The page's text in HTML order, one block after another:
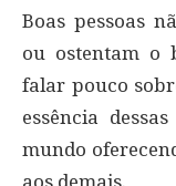
Boas pessoas
ou ostentam o
falar pouco
essência
mundo